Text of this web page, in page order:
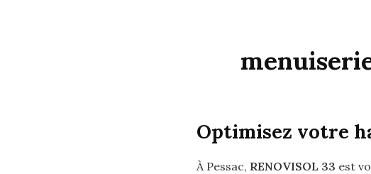
Optimisez votre
À Pessac, RENOVISOL 33 est